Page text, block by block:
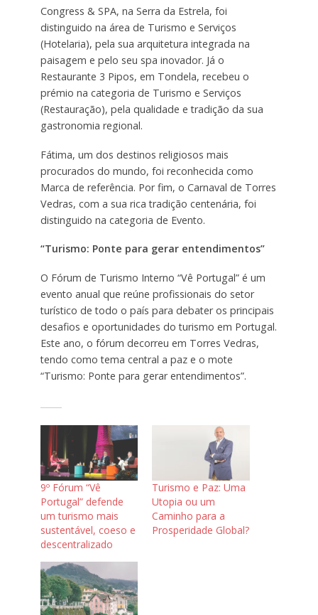
Congress & SPA, na Serra da Estrela, foi
distinguido na área de Turismo e Serviços
(Hotelaria), pela sua arquitetura integrada na
paisagem e pelo seu spa inovador. Já o
Restaurante 3 Pipos, em Tondela, recebeu o
prémio na categoria de Turismo e Serviços
(Restauração), pela qualidade e tradição da sua
gastronomia regional.
Fátima, um dos destinos religiosos mais
procurados do mundo, foi reconhecida como
Marca de referência. Por fim, o Carnaval de Torres
Vedras, com a sua rica tradição centenária, foi
distinguido na categoria de Evento.
“Turismo: Ponte para gerar entendimentos”
O Fórum de Turismo Interno “Vê Portugal” é um
evento anual que reúne profissionais do setor
turístico de todo o país para debater os principais
desafios e oportunidades do turismo em Portugal.
Este ano, o fórum decorreu em Torres Vedras,
tendo como tema central a paz e o mote
“Turismo: Ponte para gerar entendimentos”.
9º Fórum “Vê
Portugal” defende
um turismo mais
sustentável, coeso e
descentralizado
Turismo e Paz: Uma
Utopia ou um
Caminho para a
Prosperidade Global?